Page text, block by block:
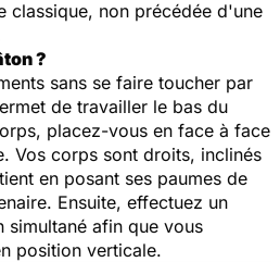
classique, non précédée d'une
?
sans se faire toucher par
de travailler le bas du
placez-vous en face à face
Vos corps sont droits, inclinés
en posant ses paumes de
Ensuite, effectuez un
simultané afin que vous
position verticale.